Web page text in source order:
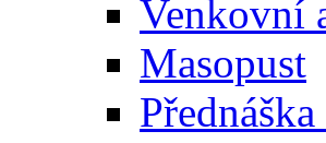
Venkovní
Masopust